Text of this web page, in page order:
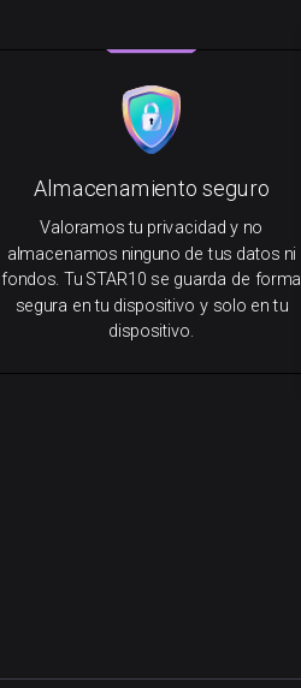
Almacenamiento seguro
Valoramos tu privacidad y no
almacenamos ninguno de tus datos ni
fondos. Tu STAR10 se guarda de forma
segura en tu dispositivo y solo en tu
dispositivo.